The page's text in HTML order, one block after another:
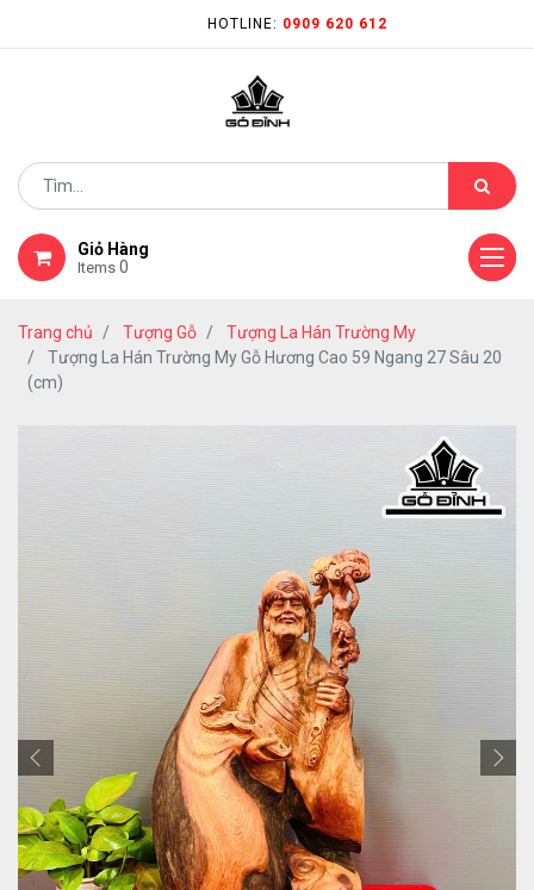
HOTLINE: 0909 620 612
Giỏ Hàng
Items 0
Trang chủ Tượng Gỗ
Tượng La Hán Trường My
Tượng La Hán Trường My Gỗ Hương Cao 59 Ngang 27 Sâu 20
(cm)